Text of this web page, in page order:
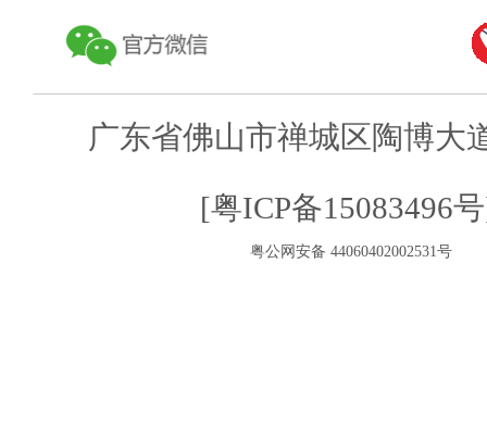
广东省佛山市禅城区陶博大
[粤ICP备15083496
粤公网安备 44060402002531号